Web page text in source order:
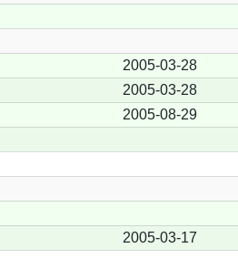
2005-03-28
2005-03-28
2005-08-29
2005-03-17